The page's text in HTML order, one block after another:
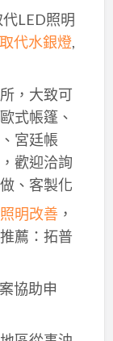
LED照明
取代水銀燈,
，大致可
式帳篷、
宮廷帳
歡迎洽詢
、客製化
明改善，
薦：拓普
協助申